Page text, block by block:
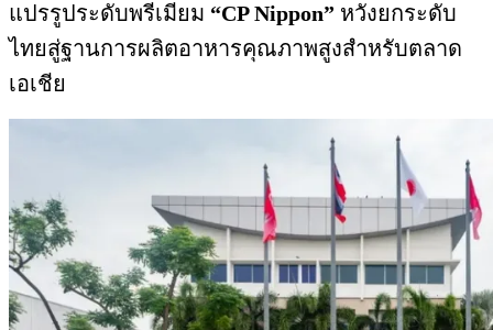
แปรรูประดับพรีเมียม “CP Nippon” หวังยกระดับ
ไทยสู่ฐานการผลิตอาหารคุณภาพสูงสำหรับตลาด
เอเชีย